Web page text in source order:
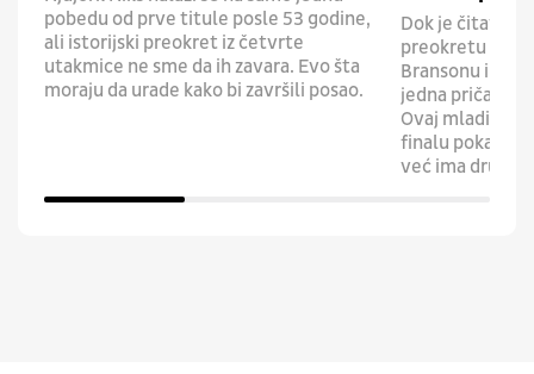
pobedu od prve titule posle 53 godine,
ali istorijski preokret iz četvrte
utakmice ne sme da ih zavara. Evo šta
moraju da urade kako bi završili posao.
Dok je čitav
preokretu u
Bransonu i
jedna priča
Ovaj mladić je
finalu pokazao
već ima drugu